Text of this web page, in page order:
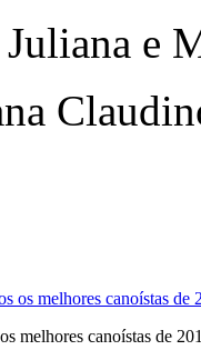
e
melhores canoístas de